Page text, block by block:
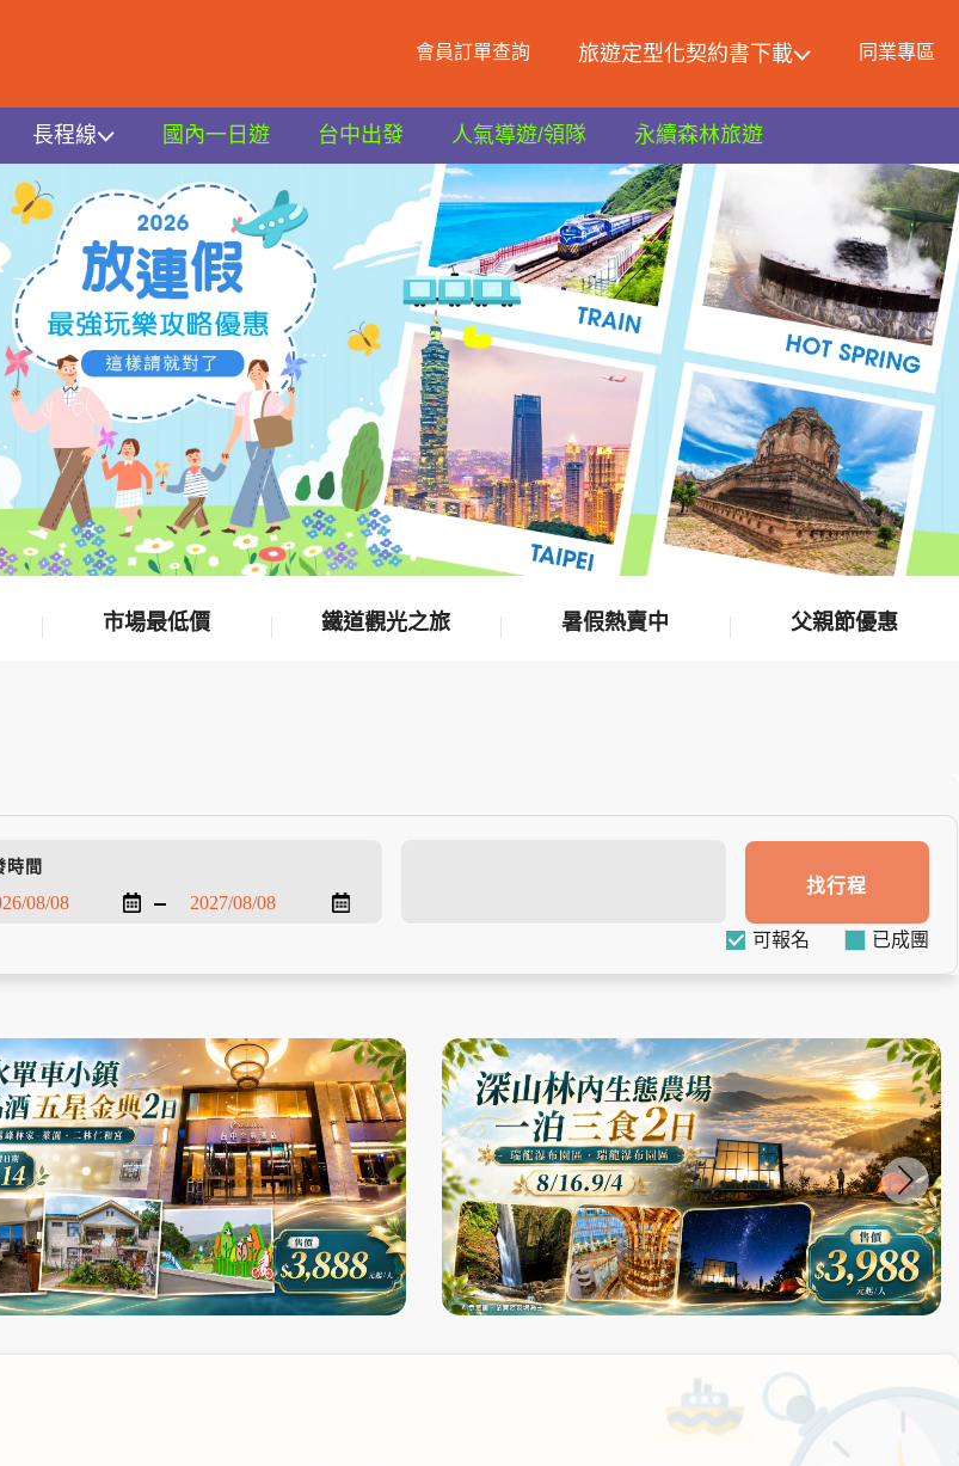
會員訂單查詢 旅遊定型化契約書下載 同業專區
長程線 國內一日遊 台中出發 人氣導遊/領隊 永續森林旅遊
市場最低價 鐵道觀光之旅 暑假熱賣中 父親節優惠
時間
可報名
找行程